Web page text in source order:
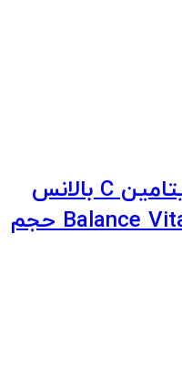
سرم روشن کننده ویتامین C بالانس
اکتیو فرمولا Balance Vitamin C حجم